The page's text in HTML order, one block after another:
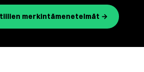
merkintämenetelmät →